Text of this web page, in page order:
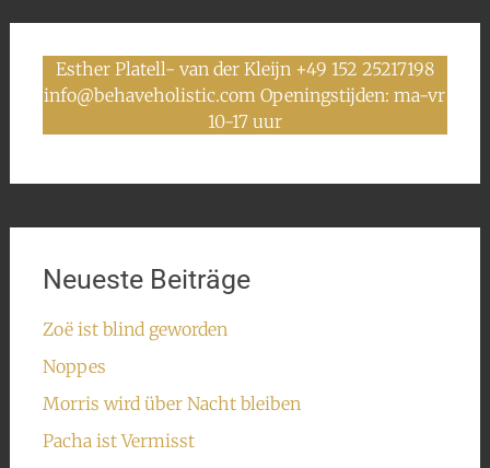
Esther Platell- van der Kleijn +49 152 25217198
info@behaveholistic.com Openingstijden: ma-vr
10-17 uur
Neueste Beiträge
Zoë ist blind geworden
Noppes
Morris wird über Nacht bleiben
Pacha ist Vermisst